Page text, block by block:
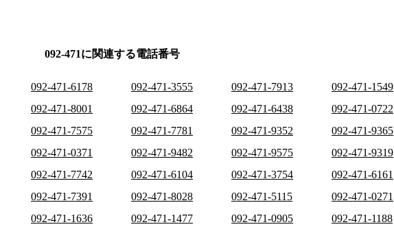
092-471に関連する電話番号
092-471-6178 092-471-3555 092-471-7913 092-471-1549
092-471-8001
092-471-6864 092-471-6438 092-471-0722
092-471-7575
092-471-7781 092-471-9352 092-471-9365
092-471-0371
092-471-9482 092-471-9575 092-471-9319
092-471-7742
092-471-6104 092-471-3754 092-471-6161
092-471-7391
092-471-8028 092-471-5115 092-471-0271
092-471-1636
092-471-1477 092-471-0905 092-471-1188